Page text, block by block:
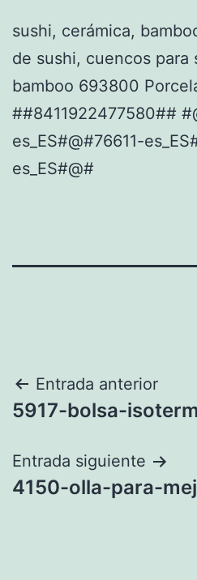
sushi, cerámica,
de sushi, cuencos para
bamboo 693800
##8411922477580##
es_ES#@#76611-
es_ES#@#
Navegación
de
entradas
Entrada anterior
5917-bolsa-
Entrada siguiente
4150-olla-para-